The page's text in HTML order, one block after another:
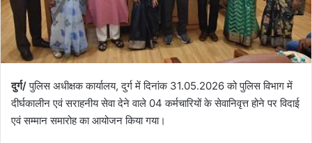
दुर्ग/पुलिस अधीक्षक कार्यालय, दुर्ग में दिनांक 31.05.2026 को पुलिस विभाग में
दीर्घकालीन एवं सराहनीय सेवा देने वाले 04 कर्मचारियों के सेवानिवृत्त होने पर विदाई
एवं सम्मान समारोह का आयोजन किया गया।